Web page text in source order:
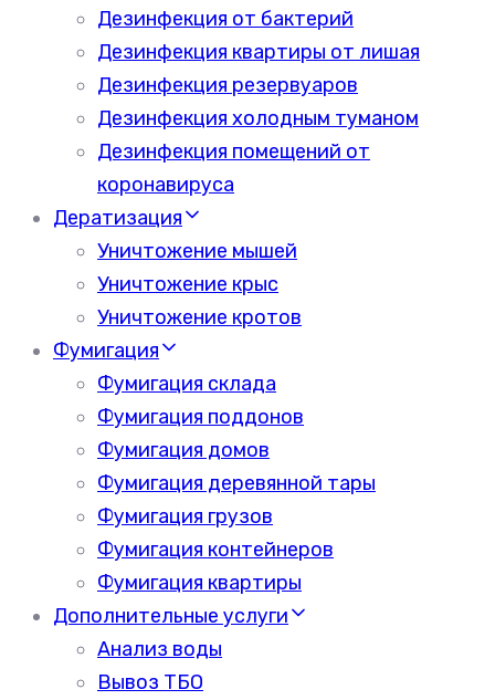
Дезинфекция от бактерий
Дезинфекция квартиры от лишая
Дезинфекция резервуаров
Дезинфекция холодным туманом
Дезинфекция помещений от
коронавируса
Дератизация
Уничтожение мышей
Уничтожение крыс
Уничтожение кротов
Фумигация
Фумигация склада
Фумигация поддонов
Фумигация домов
Фумигация деревянной тары
Фумигация грузов
Фумигация контейнеров
Фумигация квартиры
Дополнительные услуги
Анализ воды
Вывоз ТБО